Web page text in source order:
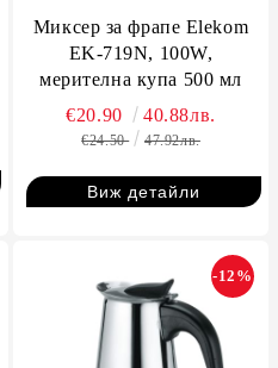
Миксер за фрапе Elekom
EK-719N, 100W,
мерителна купа 500 мл
€20.90 40.88лв.
€24.50 47.92лв.
Виж детайли
-12%